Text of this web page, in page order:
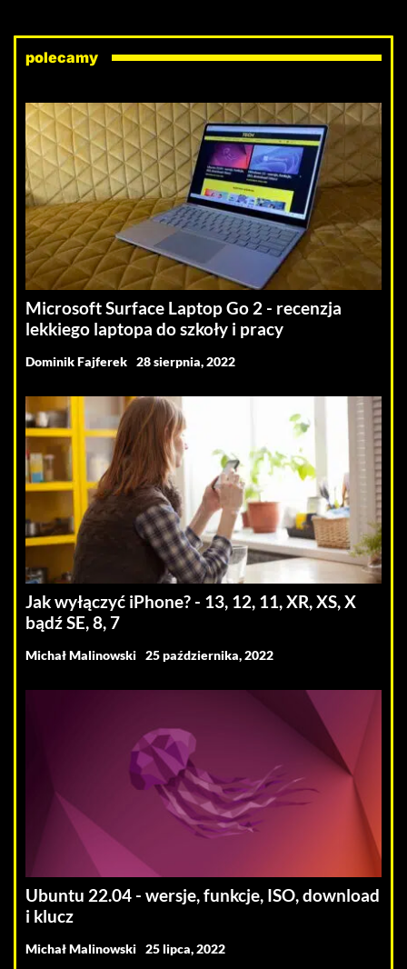
polecamy
Microsoft Surface Laptop Go 2 - recenzja
lekkiego laptopa do szkoły i pracy
Dominik Fajferek 28 sierpnia, 2022
Jak wyłączyć iPhone? - 13, 12, 11, XR, XS, X
bądź SE, 8, 7
Michał Malinowski 25 października, 2022
Ubuntu 22.04 - wersje, funkcje, ISO, download
i klucz
Michał Malinowski 25 lipca, 2022